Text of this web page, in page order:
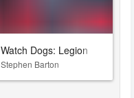
Watch Dogs: Legion
Stephen Barton